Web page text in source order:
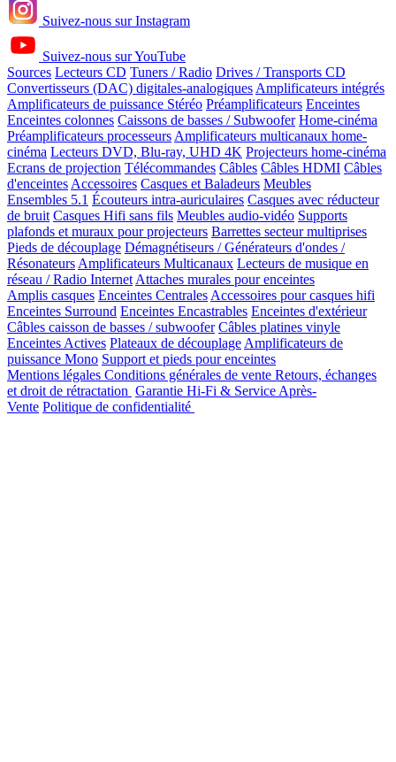
Suivez-nous sur Instagram
Suivez-nous sur YouTube
Sources Lecteurs CD Tuners / Radio Drives / Transports CD
Convertisseurs (DAC) digitales-analogiques Amplificateurs intégrés
Amplificateurs de puissance Stéréo Préamplificateurs Enceintes
Enceintes colonnes Caissons de basses / Subwoofer Home-cinéma
Préamplificateurs processeurs Amplificateurs multicanaux home-
cinéma Lecteurs DVD, Blu-ray, UHD 4K Projecteurs home-cinéma
Ecrans de projection Télécommandes Câbles Câbles HDMI Câbles
d'enceintes Accessoires Casques et Baladeurs Meubles
Ensembles 5.1 Écouteurs intra-auriculaires Casques avec réducteur
de bruit Casques Hifi sans fils Meubles audio-vidéo Supports
plafonds et muraux pour projecteurs Barrettes secteur multiprises
Pieds de découplage Démagnétiseurs / Générateurs d'ondes /
Résonateurs Amplificateurs Multicanaux Lecteurs de musique en
réseau / Radio Internet Attaches murales pour enceintes
Amplis casques Enceintes Centrales Accessoires pour casques hifi
Enceintes Surround Enceintes Encastrables Enceintes d'extérieur
Câbles caisson de basses / subwoofer Câbles platines vinyle
Enceintes Actives Plateaux de découplage Amplificateurs de
puissance Mono Support et pieds pour enceintes
Mentions légales Conditions générales de vente Retours, échanges
et droit de rétractation Garantie Hi-Fi & Service Après-
Vente Politique de confidentialité